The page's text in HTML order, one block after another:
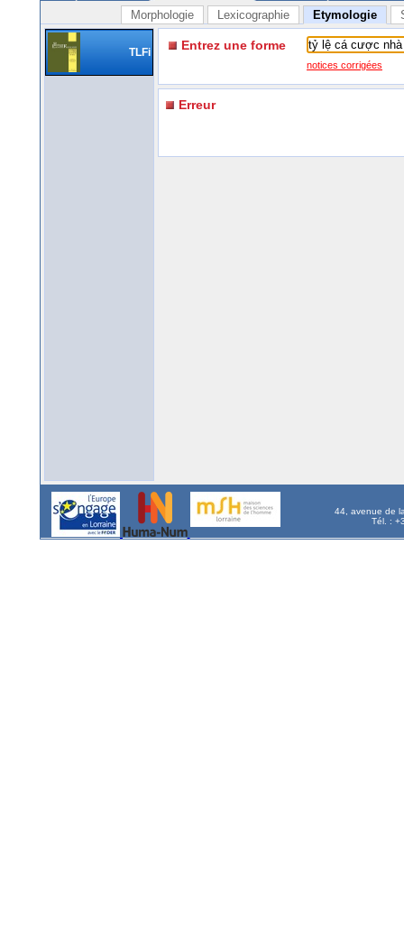
Morphologie Lexicographie Etymologie
TLFi Entrez une forme
notices corrigées
Erreur
44, avenue de
Tél. :